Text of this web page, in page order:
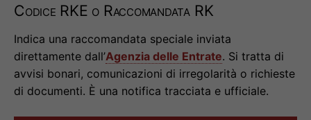
Codice RKE o Raccomandata RK
Indica una raccomandata speciale inviata
direttamente dall’Agenzia delle Entrate. Si tratta di
avvisi bonari, comunicazioni di irregolarità o richieste
di documenti. È una notifica tracciata e ufficiale.